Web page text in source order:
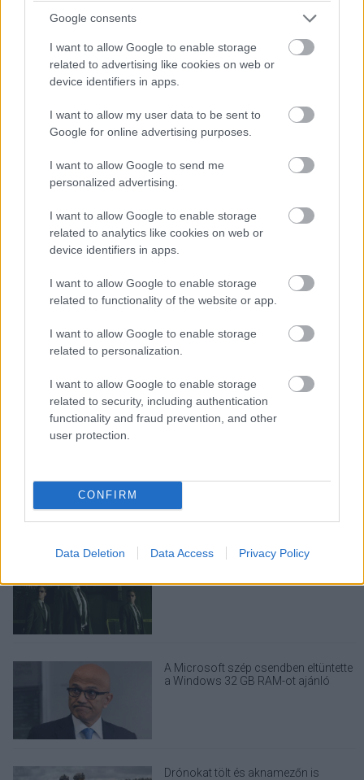
Google consents
I want to allow Google to enable storage
related to advertising like cookies on web or
device identifiers in apps.
I want to allow my user data to be sent to
Google for online advertising purposes.
I want to allow Google to send me
personalized advertising.
I want to allow Google to enable storage
related to analytics like cookies on web or
device identifiers in apps.
I want to allow Google to enable storage
related to functionality of the website or app.
I want to allow Google to enable storage
related to personalization.
I want to allow Google to enable storage
related to security, including authentication
functionality and fraud prevention, and other
user protection.
CONFIRM
Data Deletion Data Access Privacy Policy
KÖVESS FACEBOOKON!
Rezsicsökkentés: mennyit fogyaszt a
elektronikai eszközöd?
takarékos otthonok következő nagy
Nem egyedi eset volt: más OpenAI-
tesztkörnyezetből
A Microsoft szép csendben eltüntette
a Windows 32 GB RAM-ot ajánló
Drónokat tölt és aknamezőn is